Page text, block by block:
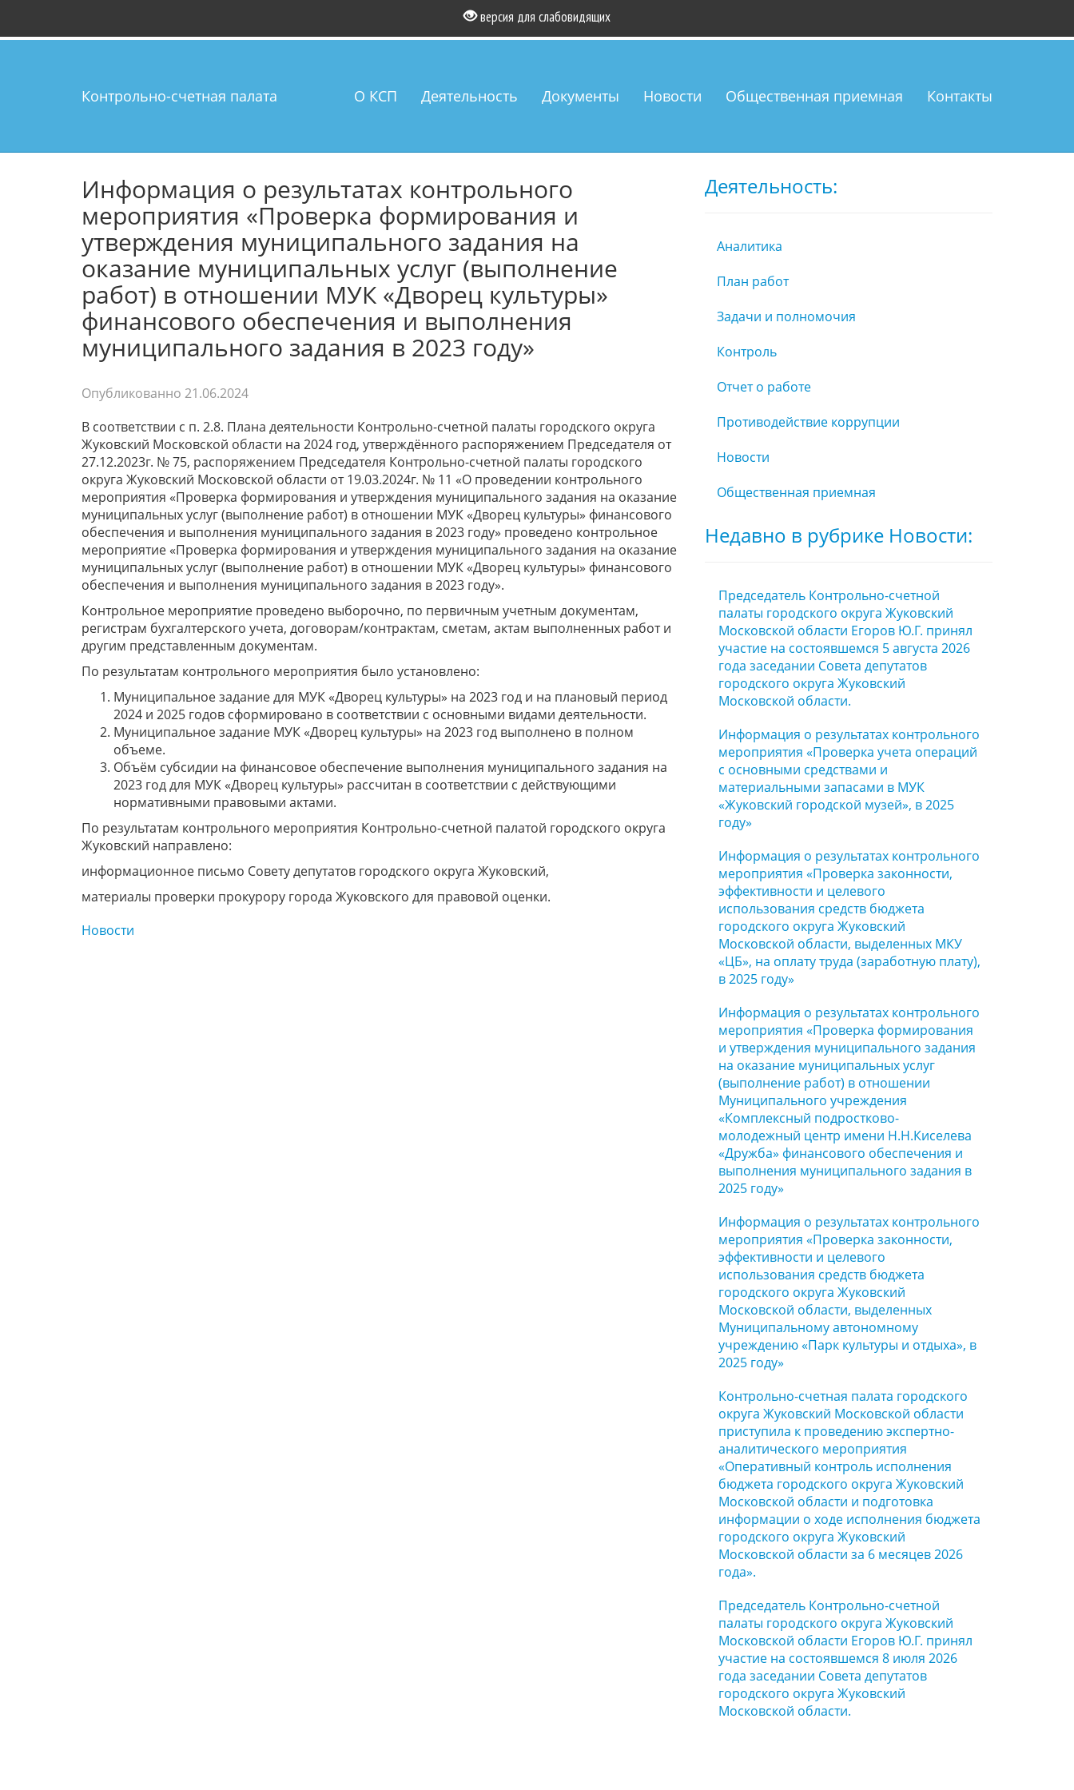
версия для слабовидящих
Контрольно-счетная палата О КСП Деятельность Документы Новости Общественная приемная Контакты
Информация о результатах контрольного
мероприятия «Проверка формирования и
утверждения муниципального задания на
оказание муниципальных услуг (выполнение
работ) в отношении МУК «Дворец культуры»
финансового обеспечения и выполнения
муниципального задания в 2023 году»
Опубликованно 21.06.2024
В соответствии с п. 2.8. Плана деятельности Контрольно-счетной палаты городского округа
Жуковский Московской области на 2024 год, утверждённого распоряжением Председателя от
27.12.2023г. № 75, распоряжением Председателя Контрольно-счетной палаты городского
округа Жуковский Московской области от 19.03.2024г. № 11 «О проведении контрольного
мероприятия «Проверка формирования и утверждения муниципального задания на оказание
муниципальных услуг (выполнение работ) в отношении МУК «Дворец культуры» финансового
обеспечения и выполнения муниципального задания в 2023 году» проведено контрольное
мероприятие «Проверка формирования и утверждения муниципального задания на оказание
муниципальных услуг (выполнение работ) в отношении МУК «Дворец культуры» финансового
обеспечения и выполнения муниципального задания в 2023 году».
Контрольное мероприятие проведено выборочно, по первичным учетным документам,
регистрам бухгалтерского учета, договорам/контрактам, сметам, актам выполненных работ и
другим представленным документам.
По результатам контрольного мероприятия было установлено:
Муниципальное задание для МУК «Дворец культуры» на 2023 год и на плановый период
2024 и 2025 годов сформировано в соответствии с основными видами деятельности.
Муниципальное задание МУК «Дворец культуры» на 2023 год выполнено в полном
объеме.
Объём субсидии на финансовое обеспечение выполнения муниципального задания на
2023 год для МУК «Дворец культуры» рассчитан в соответствии с действующими
нормативными правовыми актами.
По результатам контрольного мероприятия Контрольно-счетной палатой городского округа
Жуковский направлено:
информационное письмо Совету депутатов городского округа Жуковский,
материалы проверки прокурору города Жуковского для правовой оценки.
Новости
Деятельность:
Аналитика
План работ
Задачи и полномочия
Контроль
Отчет о работе
Противодействие коррупции
Новости
Общественная приемная
Недавно в рубрике Новости:
Председатель Контрольно-счетной
палаты городского округа Жуковский
Московской области Егоров Ю.Г. принял
участие на состоявшемся 5 августа 2026
года заседании Совета депутатов
городского округа Жуковский
Московской области.
Информация о результатах контрольного
мероприятия «Проверка учета операций
с основными средствами и
материальными запасами в МУК
«Жуковский городской музей», в 2025
году»
Информация о результатах контрольного
мероприятия «Проверка законности,
эффективности и целевого
использования средств бюджета
городского округа Жуковский
Московской области, выделенных МКУ
«ЦБ», на оплату труда (заработную плату),
в 2025 году»
Информация о результатах контрольного
мероприятия «Проверка формирования
и утверждения муниципального задания
на оказание муниципальных услуг
(выполнение работ) в отношении
Муниципального учреждения
«Комплексный подростково-
молодежный центр имени Н.Н.Киселева
«Дружба» финансового обеспечения и
выполнения муниципального задания в
2025 году»
Информация о результатах контрольного
мероприятия «Проверка законности,
эффективности и целевого
использования средств бюджета
городского округа Жуковский
Московской области, выделенных
Муниципальному автономному
учреждению «Парк культуры и отдыха», в
2025 году»
Контрольно-счетная палата городского
округа Жуковский Московской области
приступила к проведению экспертно-
аналитического мероприятия
«Оперативный контроль исполнения
бюджета городского округа Жуковский
Московской области и подготовка
информации о ходе исполнения бюджета
городского округа Жуковский
Московской области за 6 месяцев 2026
года».
Председатель Контрольно-счетной
палаты городского округа Жуковский
Московской области Егоров Ю.Г. принял
участие на состоявшемся 8 июля 2026
года заседании Совета депутатов
городского округа Жуковский
Московской области.